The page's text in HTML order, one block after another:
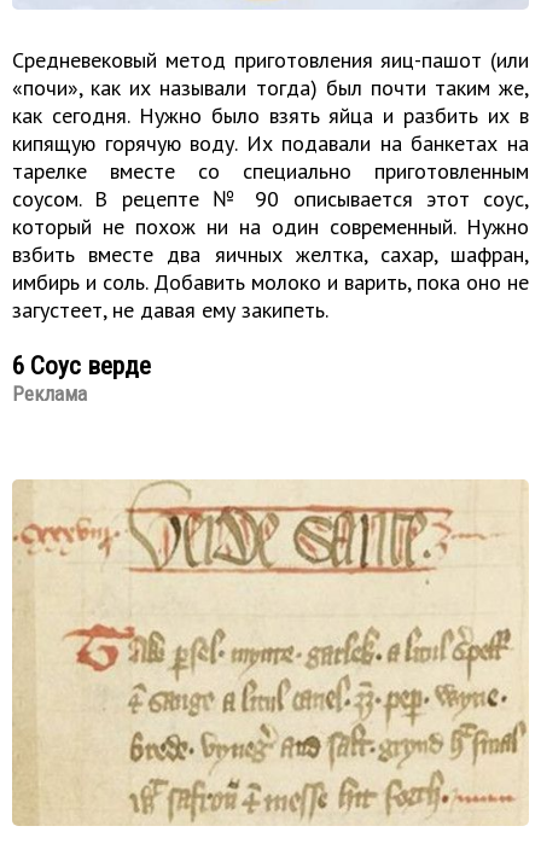
Средневековый метод приготовления яиц-пашот (или
«почи», как их называли тогда) был почти таким же,
как сегодня. Нужно было взять яйца и разбить их в
кипящую горячую воду. Их подавали на банкетах на
тарелке вместе со специально приготовленным
соусом. В рецепте № 90 описывается этот соус,
который не похож ни на один современный. Нужно
взбить вместе два яичных желтка, сахар, шафран,
имбирь и соль. Добавить молоко и варить, пока оно не
загустеет, не давая ему закипеть.
6 Соус верде
Реклама